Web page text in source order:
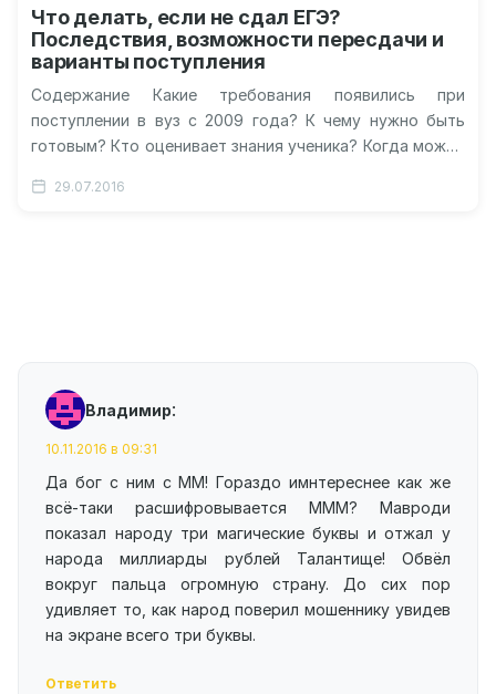
Что делать, если не сдал ЕГЭ?
Последствия, возможности пересдачи и
варианты поступления
Содержание Какие требования появились при
поступлении в вуз с 2009 года? К чему нужно быть
готовым? Кто оценивает знания ученика? Когда можно
29.07.2016
Владимир:
10.11.2016 в 09:31
Да бог с ним с ММ! Гораздо имнтереснее как же
всё-таки расшифровывается МММ? Мавроди
показал народу три магические буквы и отжал у
народа миллиарды рублей Талантище! Обвёл
вокруг пальца огромную страну. До сих пор
удивляет то, как народ поверил мошеннику увидев
на экране всего три буквы.
Ответить